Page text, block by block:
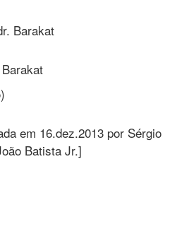
em 16.dez.2013 por Sérgio
Batista Jr.]